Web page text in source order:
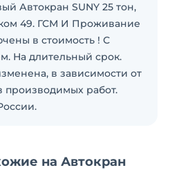
Автокран SUNY 25 тон,
49. ГСМ И Проживание
в стоимость ! С
На длительный срок.
в зависимости от
производимых работ.
на Автокран